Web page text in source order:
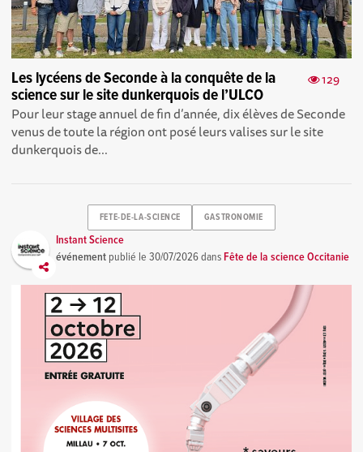
129
Les lycéens de Seconde à la conquête de la
science sur le site dunkerquois de l’ULCO
Pour leur stage annuel de fin d’année, dix élèves de Seconde
venus de toute la région ont posé leurs valises sur le site
dunkerquois de...
FETE-DE-LA-SCIENCE GASTRONOMIE
Instant Science
événement publié le30/07/2026dansFête de la science Occitanie